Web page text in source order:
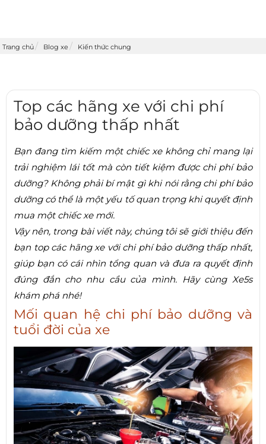
Trang chủ Blog xe Kiến thức chung
Top các hãng xe với chi phí
bảo dưỡng thấp nhất
Bạn đang tìm kiếm một chiếc xe không chỉ mang lại
trải nghiệm lái tốt mà còn tiết kiệm được chi phí bảo
dưỡng? Không phải bí mật gì khi nói rằng chi phí bảo
dưỡng có thể là một yếu tố quan trọng khi quyết định
mua một chiếc xe mới.
Vậy nên, trong bài viết này, chúng tôi sẽ giới thiệu đến
bạn top các hãng xe với chi phí bảo dưỡng thấp nhất,
giúp bạn có cái nhìn tổng quan và đưa ra quyết định
đúng đắn cho nhu cầu của mình. Hãy cùng Xe5s
khám phá nhé!
Mối quan hệ chi phí bảo dưỡng và
tuổi đời của xe